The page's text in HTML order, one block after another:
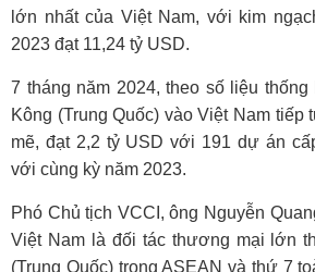
lớn nhất của Việt Nam, với kim
2023 đạt 11,24 tỷ USD.
7 tháng năm 2024, theo số liệu
Kông (Trung Quốc) vào Việt Nam tiếp
mẽ, đạt 2,2 tỷ USD với 191 dự án
với cùng kỳ năm 2023.
Phó Chủ tịch VCCI, ông Nguyễn
Việt Nam là đối tác thương mại lớn
(Trung Quốc) trong ASEAN và thứ 7